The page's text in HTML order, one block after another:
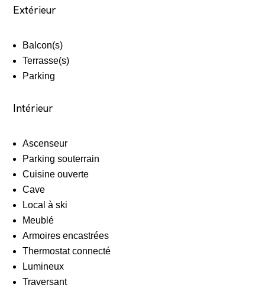
Extérieur
Balcon(s)
Terrasse(s)
Parking
Intérieur
Ascenseur
Parking souterrain
Cuisine ouverte
Cave
Local à ski
Meublé
Armoires encastrées
Thermostat connecté
Lumineux
Traversant